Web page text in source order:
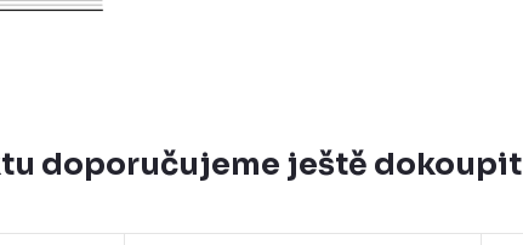
doporučujeme ještě dokoupit